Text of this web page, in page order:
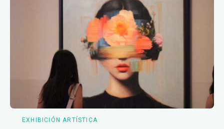
EXHIBICIÓN ARTÍSTICA